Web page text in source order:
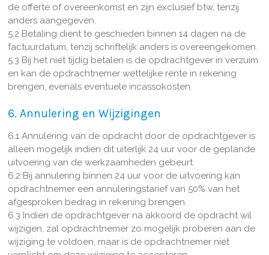
de offerte of overeenkomst en zijn exclusief btw, tenzij
anders aangegeven.
5.2 Betaling dient te geschieden binnen 14 dagen na de
factuurdatum, tenzij schriftelijk anders is overeengekomen.
5.3 Bij het niet tijdig betalen is de opdrachtgever in verzuim
en kan de opdrachtnemer wettelijke rente in rekening
brengen, evenals eventuele incassokosten.
6. Annulering en Wijzigingen
6.1 Annulering van de opdracht door de opdrachtgever is
alleen mogelijk indien dit uiterlijk 24 uur voor de geplande
uitvoering van de werkzaamheden gebeurt.
6.2 Bij annulering binnen 24 uur voor de uitvoering kan
opdrachtnemer een annuleringstarief van 50% van het
afgesproken bedrag in rekening brengen.
6.3 Indien de opdrachtgever na akkoord de opdracht wil
wijzigen, zal opdrachtnemer zo mogelijk proberen aan de
wijziging te voldoen, maar is de opdrachtnemer niet